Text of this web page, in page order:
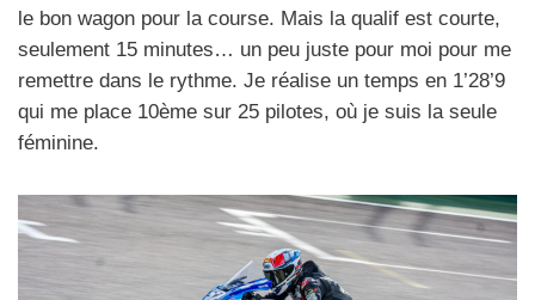
le bon wagon pour la course. Mais la qualif est courte,
seulement 15 minutes… un peu juste pour moi pour me
remettre dans le rythme. Je réalise un temps en 1’28’9
qui me place 10ème sur 25 pilotes, où je suis la seule
féminine.